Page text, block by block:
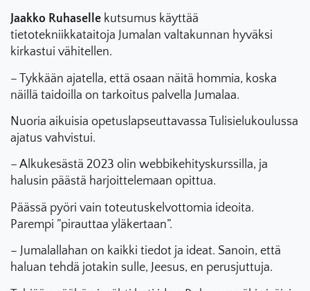
Jaakko Ruhaselle kutsumus käyttää
tietotekniikkataitoja Jumalan valtakunnan hyväksi
kirkastui vähitellen.
– Tykkään ajatella, että osaan näitä hommia, koska
näillä taidoilla on tarkoitus palvella Jumalaa.
Nuoria aikuisia opetuslapseuttavassa Tulisielukoulussa
ajatus vahvistui.
– Alkukesästä 2023 olin webbikehityskurssilla, ja
halusin päästä harjoittelemaan opittua.
Päässä pyöri vain toteutuskelvottomia ideoita.
Parempi ”pirauttaa yläkertaan”.
– Jumalallahan on kaikki tiedot ja ideat. Sanoin, että
haluan tehdä jotakin sulle, Jeesus, en perusjuttuja.